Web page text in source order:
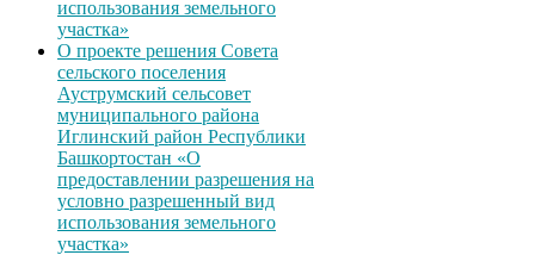
использования земельного
участка»
О проекте решения Совета
сельского поселения
Ауструмский сельсовет
муниципального района
Иглинский район Республики
Башкортостан «О
предоставлении разрешения на
условно разрешенный вид
использования земельного
участка»